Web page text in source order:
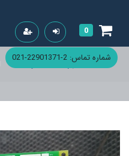
0
شماره تماس: 2-22901371-021
خانه فهرست محصولات